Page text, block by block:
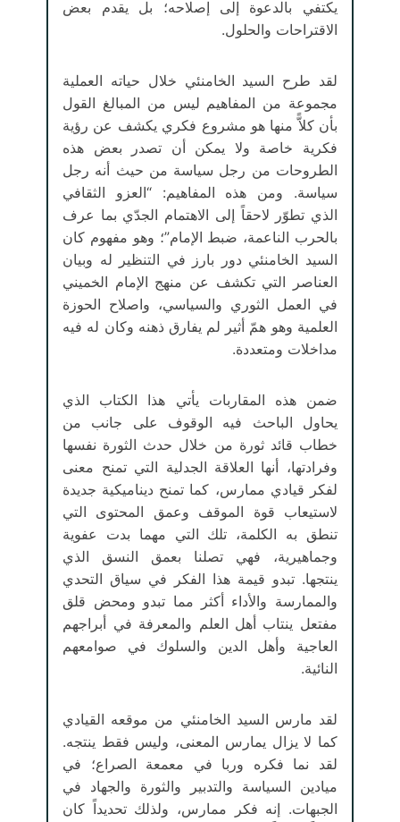
يكتفي بالدعوة إلى إصلاحه؛ بل يقدم بعض
الاقتراحات والحلول.
لقد طرح السيد الخامنئي خلال حياته العملية
مجموعة من المفاهيم ليس من المبالغ القول
بأن كلاًّ منها هو مشروع فكري يكشف عن رؤية
فكرية خاصة ولا يمكن أن تصدر بعض هذه
الطروحات من رجل سياسة من حيث أنه رجل
سياسة. ومن هذه المفاهيم: “العزو الثقافي
الذي تطوّر لاحقاً إلى الاهتمام الجدّي بما عرف
بالحرب الناعمة، ضبط الإمام”؛ وهو مفهوم كان
السيد الخامنئي دور بارز في التنظير له وبيان
العناصر التي تكشف عن منهج الإمام الخميني
في العمل الثوري والسياسي، واصلاح الحوزة
العلمية وهو همّ أثير لم يفارق ذهنه وكان له فيه
مداخلات ومتعددة.
ضمن هذه المقاربات يأتي هذا الكتاب الذي
يحاول الباحث فيه الوقوف على جانب من
خطاب قائد ثورة من خلال حدث الثورة نفسها
وفرادتها، أنها العلاقة الجدلية التي تمنح معنى
لفكر قيادي ممارس، كما تمنح ديناميكية جديدة
لاستيعاب قوة الموقف وعمق المحتوى التي
تنطق به الكلمة، تلك التي مهما بدت عفوية
وجماهيرية، فهي تصلنا بعمق النسق الذي
ينتجها. تبدو قيمة هذا الفكر في سياق التحدي
والممارسة والأداء أكثر مما تبدو ومحض قلق
مفتعل ينتاب أهل العلم والمعرفة في أبراجهم
العاجية وأهل الدين والسلوك في صوامعهم
النائية.
لقد مارس السيد الخامنئي من موقعه القيادي
كما لا يزال يمارس المعنى، وليس فقط ينتجه.
لقد نما فكره وربا في معمعة الصراع؛ في
ميادين السياسة والتدبير والثورة والجهاد في
الجبهات. إنه فكر ممارس، ولذلك تحديداً كان